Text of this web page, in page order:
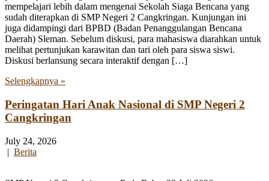
mempelajari lebih dalam mengenai Sekolah Siaga Bencana yang
sudah diterapkan di SMP Negeri 2 Cangkringan. Kunjungan ini
juga didampingi dari BPBD (Badan Penanggulangan Bencana
Daerah) Sleman. Sebelum diskusi, para mahasiswa diarahkan untuk
melihat pertunjukan karawitan dan tari oleh para siswa siswi.
Diskusi berlansung secara interaktif dengan […]
Selengkapnya »
Peringatan Hari Anak Nasional di SMP Negeri 2
Cangkringan
July 24, 2026
| Berita